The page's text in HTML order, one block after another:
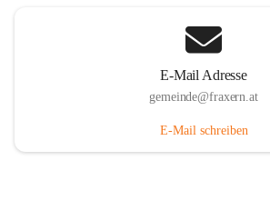
E-Mail Adresse
gemeinde@fraxern.at
E-Mail schreiben